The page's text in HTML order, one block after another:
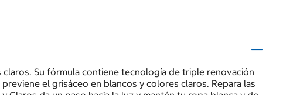
Su fórmula contiene tecnología de triple renovación
el grisáceo en blancos y colores claros. Repara las